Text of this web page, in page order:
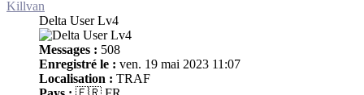
Killvan
Delta User Lv4
Messages : 508
Enregistré le : ven. 19 mai 2023 11:07
Localisation : TRAF